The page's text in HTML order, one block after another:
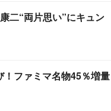
二“両片思い”にキュン
！ファミマ名物45％増量